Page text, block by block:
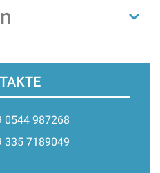
0544 987268
335 7189049